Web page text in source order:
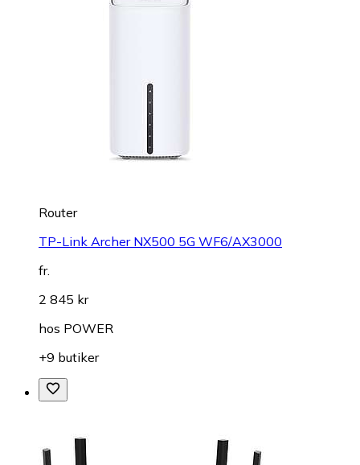
Router
TP-Link Archer NX500 5G WF6/AX3000
fr.
2 845 kr
hos POWER
+9 butiker